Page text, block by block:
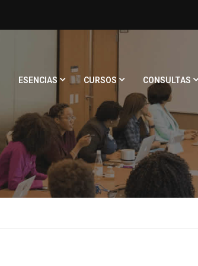
ESENCIAS CURSOS CONSULTAS